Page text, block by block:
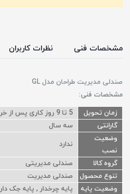
مشخصات فنی نظرات کاربران
صندلی مدیریت طراحان مدل GL
مشخصات فنی:
زمان تحویل
5 تا 9 روز کاری پس از خرید
گارانتی
سه سال
وضعیت
نصب
ندارد
گروه کالا
صندلی مدیریتی
تنوع محصول
صندلی مدیریت
وضعیت پایه
پایه چرخدار , پایه جک دار